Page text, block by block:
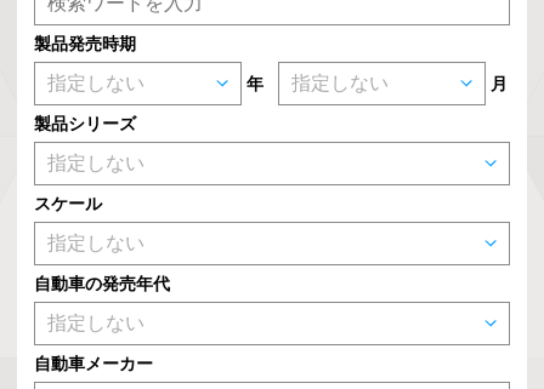
製品発売時期
年 月
製品シリーズ
スケール
自動車の発売年代
自動車メーカー